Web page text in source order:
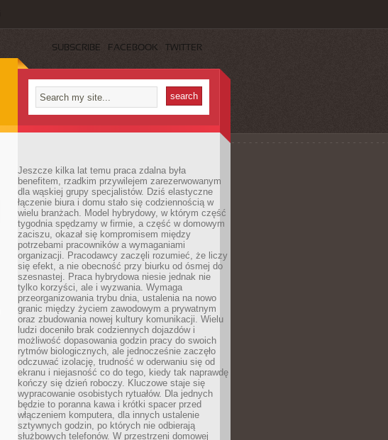
SUBSCRIBE FACEBOOK TWITTER
Jeszcze kilka lat temu praca zdalna była
benefitem, rzadkim przywilejem zarezerwowanym
dla wąskiej grupy specjalistów. Dziś elastyczne
łączenie biura i domu stało się codziennością w
wielu branżach. Model hybrydowy, w którym część
tygodnia spędzamy w firmie, a część w domowym
zaciszu, okazał się kompromisem między
potrzebami pracowników a wymaganiami
organizacji. Pracodawcy zaczęli rozumieć, że liczy
się efekt, a nie obecność przy biurku od ósmej do
szesnastej. Praca hybrydowa niesie jednak nie
tylko korzyści, ale i wyzwania. Wymaga
przeorganizowania trybu dnia, ustalenia na nowo
granic między życiem zawodowym a prywatnym
oraz zbudowania nowej kultury komunikacji. Wielu
ludzi doceniło brak codziennych dojazdów i
możliwość dopasowania godzin pracy do swoich
rytmów biologicznych, ale jednocześnie zaczęło
odczuwać izolację, trudność w oderwaniu się od
ekranu i niejasność co do tego, kiedy tak naprawdę
kończy się dzień roboczy. Kluczowe staje się
wypracowanie osobistych rytuałów. Dla jednych
będzie to poranna kawa i krótki spacer przed
włączeniem komputera, dla innych ustalenie
sztywnych godzin, po których nie odbierają
służbowych telefonów. W przestrzeni domowej